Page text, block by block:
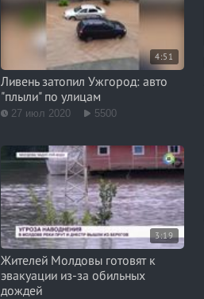
4:51
Ливень затопил Ужгород: авто
"плыли" по улицам
27 июл 2020 5500
3:19
Жителей Молдовы готовят к
эвакуации из-за обильных
дождей